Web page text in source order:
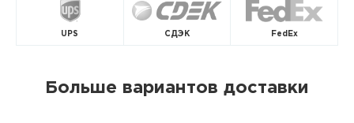
UPS СДЭК FedEx
Больше вариантов доставки